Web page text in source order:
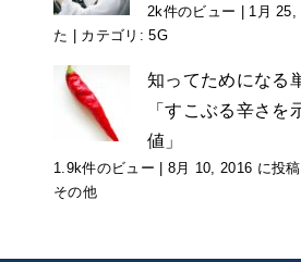
2k件のビュー
1月 25,
た
カテゴリ:5G
知ってためになる
「すこぶる辛さを
値」
1.9k件のビュー 8月 10, 2016 に投
その他